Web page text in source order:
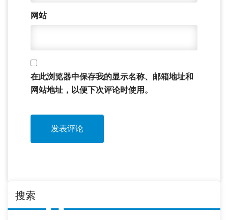
网站
在此浏览器中保存我的显示名称、邮箱地址和
网站地址，以便下次评论时使用。
搜索